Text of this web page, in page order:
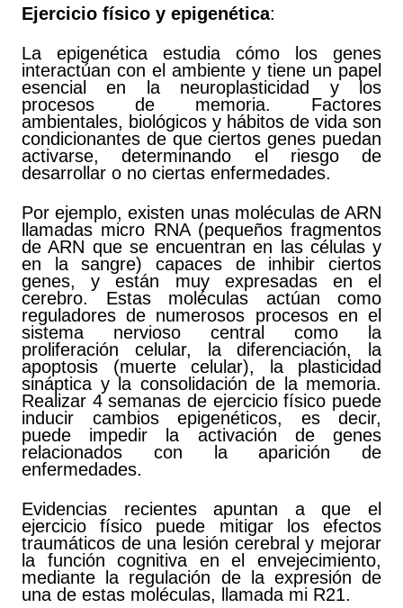
Ejercicio físico y epigenética:
La epigenética estudia cómo los genes
interactúan con el ambiente y tiene un papel
esencial en la neuroplasticidad y los
procesos de memoria. Factores
ambientales, biológicos y hábitos de vida son
condicionantes de que ciertos genes puedan
activarse, determinando el riesgo de
desarrollar o no ciertas enfermedades.
Por ejemplo, existen unas moléculas de ARN
llamadas micro RNA (pequeños fragmentos
de ARN que se encuentran en las células y
en la sangre) capaces de inhibir ciertos
genes, y están muy expresadas en el
cerebro. Estas moléculas actúan como
reguladores de numerosos procesos en el
sistema nervioso central como la
proliferación celular, la diferenciación, la
apoptosis (muerte celular), la plasticidad
sináptica y la consolidación de la memoria.
Realizar 4 semanas de ejercicio físico puede
inducir cambios epigenéticos, es decir,
puede impedir la activación de genes
relacionados con la aparición de
enfermedades.
Evidencias recientes apuntan a que el
ejercicio físico puede mitigar los efectos
traumáticos de una lesión cerebral y mejorar
la función cognitiva en el envejecimiento,
mediante la regulación de la expresión de
una de estas moléculas, llamada mi R21.